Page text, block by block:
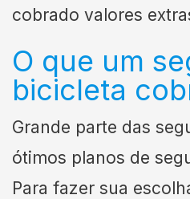
cobrado valores
O que um
bicicleta
Grande parte das
ótimos planos de
Para fazer sua